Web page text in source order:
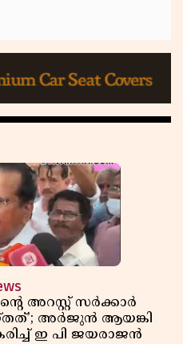
അറസ്റ്റ് സർക്കാർ
അർജുൻ ആയങ്കി
ഇ പി ജയരാജൻ